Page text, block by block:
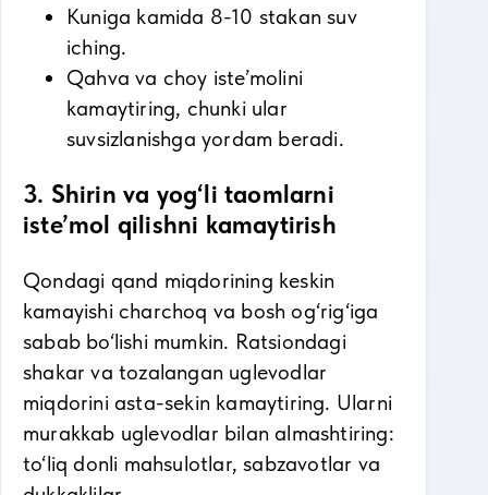
Kuniga kamida 8-10 stakan suv
iching.
Qahva va choy iste’molini
kamaytiring, chunki ular
suvsizlanishga yordam beradi.
3. Shirin va yog‘li taomlarni
iste’mol qilishni kamaytirish
Qondagi qand miqdorining keskin
kamayishi charchoq va bosh og‘rig‘iga
sabab bo‘lishi mumkin. Ratsiondagi
shakar va tozalangan uglevodlar
miqdorini asta-sekin kamaytiring. Ularni
murakkab uglevodlar bilan almashtiring:
to‘liq donli mahsulotlar, sabzavotlar va